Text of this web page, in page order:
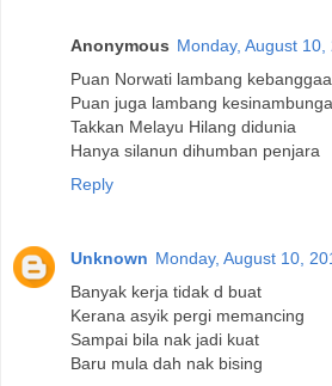
Anonymous Monday, August
Puan Norwati lambang
Puan juga lambang
Takkan Melayu Hilang didunia
Hanya silanun dihumban penjara
Reply
Unknown Monday, August 10,
Banyak kerja tidak d buat
Kerana asyik pergi memancing
Sampai bila nak jadi kuat
Baru mula dah nak bising